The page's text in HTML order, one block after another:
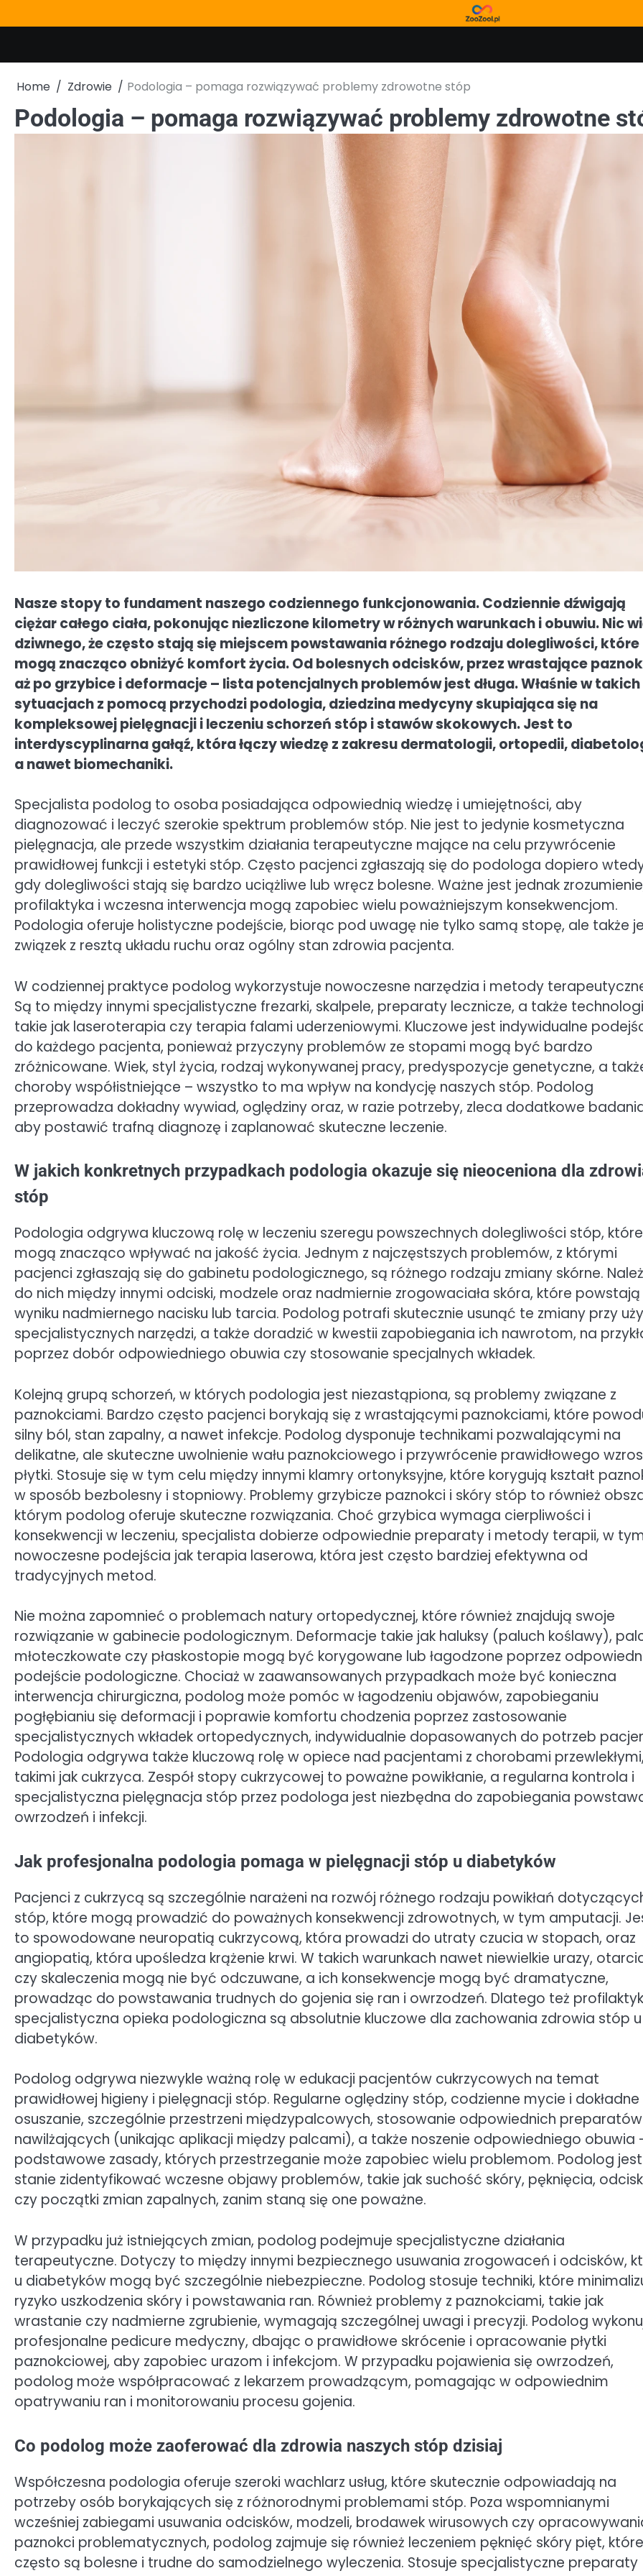
to
Home Zdrowie Podologia – pomaga rozwiązywać problemy zdrowotne stóp
Podologia – pomaga rozwiązywać problemy zdrowotne
Nasze stopy to fundament naszego codziennego funkcjonowania. Codziennie dźwigają
ciężar całego ciała, pokonując niezliczone kilometry w różnych warunkach i obuwiu. Nic
dziwnego, że często stają się miejscem powstawania różnego rodzaju dolegliwości, które
mogą znacząco obniżyć komfort życia. Od bolesnych odcisków, przez wrastające
aż po grzybice i deformacje – lista potencjalnych problemów jest długa. Właśnie w takich
sytuacjach z pomocą przychodzi podologia, dziedzina medycyny skupiająca się na
kompleksowej pielęgnacji i leczeniu schorzeń stóp i stawów skokowych. Jest to
interdyscyplinarna gałąź, która łączy wiedzę z zakresu dermatologii, ortopedii,
a nawet biomechaniki.
Specjalista podolog to osoba posiadająca odpowiednią wiedzę i umiejętności, aby
diagnozować i leczyć szerokie spektrum problemów stóp. Nie jest to jedynie kosmetyczna
pielęgnacja, ale przede wszystkim działania terapeutyczne mające na celu przywrócenie
prawidłowej funkcji i estetyki stóp. Często pacjenci zgłaszają się do podologa dopiero
gdy dolegliwości stają się bardzo uciążliwe lub wręcz bolesne. Ważne jest jednak
profilaktyka i wczesna interwencja mogą zapobiec wielu poważniejszym konsekwencjom.
Podologia oferuje holistyczne podejście, biorąc pod uwagę nie tylko samą stopę, ale także
związek z resztą układu ruchu oraz ogólny stan zdrowia pacjenta.
W codziennej praktyce podolog wykorzystuje nowoczesne narzędzia i metody
Są to między innymi specjalistyczne frezarki, skalpele, preparaty lecznicze, a także
takie jak laseroterapia czy terapia falami uderzeniowymi. Kluczowe jest indywidualne
do każdego pacjenta, ponieważ przyczyny problemów ze stopami mogą być bardzo
zróżnicowane. Wiek, styl życia, rodzaj wykonywanej pracy, predyspozycje genetyczne, a
choroby współistniejące – wszystko to ma wpływ na kondycję naszych stóp. Podolog
przeprowadza dokładny wywiad, oględziny oraz, w razie potrzeby, zleca dodatkowe
aby postawić trafną diagnozę i zaplanować skuteczne leczenie.
W jakich konkretnych przypadkach podologia okazuje się nieoceniona dla
stóp
Podologia odgrywa kluczową rolę w leczeniu szeregu powszechnych dolegliwości stóp, które
mogą znacząco wpływać na jakość życia. Jednym z najczęstszych problemów, z którymi
pacjenci zgłaszają się do gabinetu podologicznego, są różnego rodzaju zmiany skórne.
do nich między innymi odciski, modzele oraz nadmiernie zrogowaciała skóra, które
wyniku nadmiernego nacisku lub tarcia. Podolog potrafi skutecznie usunąć te zmiany przy
specjalistycznych narzędzi, a także doradzić w kwestii zapobiegania ich nawrotom, na
poprzez dobór odpowiedniego obuwia czy stosowanie specjalnych wkładek.
Kolejną grupą schorzeń, w których podologia jest niezastąpiona, są problemy związane z
paznokciami. Bardzo często pacjenci borykają się z wrastającymi paznokciami, które
silny ból, stan zapalny, a nawet infekcje. Podolog dysponuje technikami pozwalającymi na
delikatne, ale skuteczne uwolnienie wału paznokciowego i przywrócenie prawidłowego
płytki. Stosuje się w tym celu między innymi klamry ortonyksyjne, które korygują kształt
w sposób bezbolesny i stopniowy. Problemy grzybicze paznokci i skóry stóp to również
którym podolog oferuje skuteczne rozwiązania. Choć grzybica wymaga cierpliwości i
konsekwencji w leczeniu, specjalista dobierze odpowiednie preparaty i metody terapii, w
nowoczesne podejścia jak terapia laserowa, która jest często bardziej efektywna od
tradycyjnych metod.
Nie można zapomnieć o problemach natury ortopedycznej, które również znajdują swoje
rozwiązanie w gabinecie podologicznym. Deformacje takie jak haluksy (paluch koślawy),
młoteczkowate czy płaskostopie mogą być korygowane lub łagodzone poprzez
podejście podologiczne. Chociaż w zaawansowanych przypadkach może być konieczna
interwencja chirurgiczna, podolog może pomóc w łagodzeniu objawów, zapobieganiu
pogłębianiu się deformacji i poprawie komfortu chodzenia poprzez zastosowanie
specjalistycznych wkładek ortopedycznych, indywidualnie dopasowanych do potrzeb
Podologia odgrywa także kluczową rolę w opiece nad pacjentami z chorobami przewlekłymi,
takimi jak cukrzyca. Zespół stopy cukrzycowej to poważne powikłanie, a regularna kontrola i
specjalistyczna pielęgnacja stóp przez podologa jest niezbędna do zapobiegania
owrzodzeń i infekcji.
Jak profesjonalna podologia pomaga w pielęgnacji stóp u diabetyków
Pacjenci z cukrzycą są szczególnie narażeni na rozwój różnego rodzaju powikłań
stóp, które mogą prowadzić do poważnych konsekwencji zdrowotnych, w tym amputacji.
to spowodowane neuropatią cukrzycową, która prowadzi do utraty czucia w stopach, oraz
angiopatią, która upośledza krążenie krwi. W takich warunkach nawet niewielkie urazy,
czy skaleczenia mogą nie być odczuwane, a ich konsekwencje mogą być dramatyczne,
prowadząc do powstawania trudnych do gojenia się ran i owrzodzeń. Dlatego też
specjalistyczna opieka podologiczna są absolutnie kluczowe dla zachowania zdrowia stóp u
diabetyków.
Podolog odgrywa niezwykle ważną rolę w edukacji pacjentów cukrzycowych na temat
prawidłowej higieny i pielęgnacji stóp. Regularne oględziny stóp, codzienne mycie i dokładne
osuszanie, szczególnie przestrzeni międzypalcowych, stosowanie odpowiednich preparatów
nawilżających (unikając aplikacji między palcami), a także noszenie odpowiedniego obuwia
podstawowe zasady, których przestrzeganie może zapobiec wielu problemom. Podolog
stanie zidentyfikować wczesne objawy problemów, takie jak suchość skóry, pęknięcia,
czy początki zmian zapalnych, zanim staną się one poważne.
W przypadku już istniejących zmian, podolog podejmuje specjalistyczne działania
terapeutyczne. Dotyczy to między innymi bezpiecznego usuwania zrogowaceń i odcisków,
u diabetyków mogą być szczególnie niebezpieczne. Podolog stosuje techniki, które
ryzyko uszkodzenia skóry i powstawania ran. Również problemy z paznokciami, takie jak
wrastanie czy nadmierne zgrubienie, wymagają szczególnej uwagi i precyzji. Podolog
profesjonalne pedicure medyczny, dbając o prawidłowe skrócenie i opracowanie płytki
paznokciowej, aby zapobiec urazom i infekcjom. W przypadku pojawienia się owrzodzeń,
podolog może współpracować z lekarzem prowadzącym, pomagając w odpowiednim
opatrywaniu ran i monitorowaniu procesu gojenia.
Co podolog może zaoferować dla zdrowia naszych stóp dzisiaj
Współczesna podologia oferuje szeroki wachlarz usług, które skutecznie odpowiadają na
potrzeby osób borykających się z różnorodnymi problemami stóp. Poza wspomnianymi
wcześniej zabiegami usuwania odcisków, modzeli, brodawek wirusowych czy
paznokci problematycznych, podolog zajmuje się również leczeniem pęknięć skóry pięt, które
często są bolesne i trudne do samodzielnego wyleczenia. Stosuje specjalistyczne preparaty